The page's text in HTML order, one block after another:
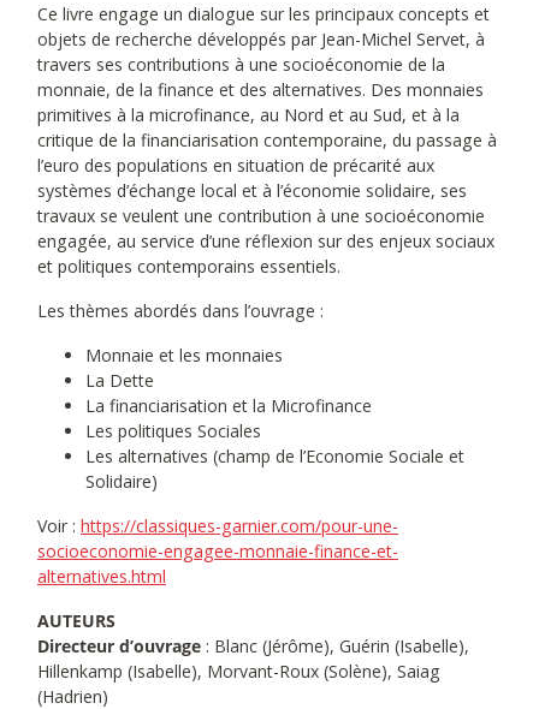
Ce livre engage un dialogue sur les principaux concepts et
objets de recherche développés par Jean-Michel Servet, à
travers ses contributions à une socioéconomie de la
monnaie, de la finance et des alternatives. Des monnaies
primitives à la microfinance, au Nord et au Sud, et à la
critique de la financiarisation contemporaine, du passage à
l’euro des populations en situation de précarité aux
systèmes d’échange local et à l’économie solidaire, ses
travaux se veulent une contribution à une socioéconomie
engagée, au service d’une réflexion sur des enjeux sociaux
et politiques contemporains essentiels.
Les thèmes abordés dans l’ouvrage :
Monnaie et les monnaies
La Dette
La financiarisation et la Microfinance
Les politiques Sociales
Les alternatives (champ de l’Economie Sociale et
Solidaire)
Voir : https://classiques-garnier.com/pour-une-
socioeconomie-engagee-monnaie-finance-et-
alternatives.html
AUTEURS
Directeur d’ouvrage : Blanc (Jérôme), Guérin (Isabelle),
Hillenkamp (Isabelle), Morvant-Roux (Solène), Saiag
(Hadrien)